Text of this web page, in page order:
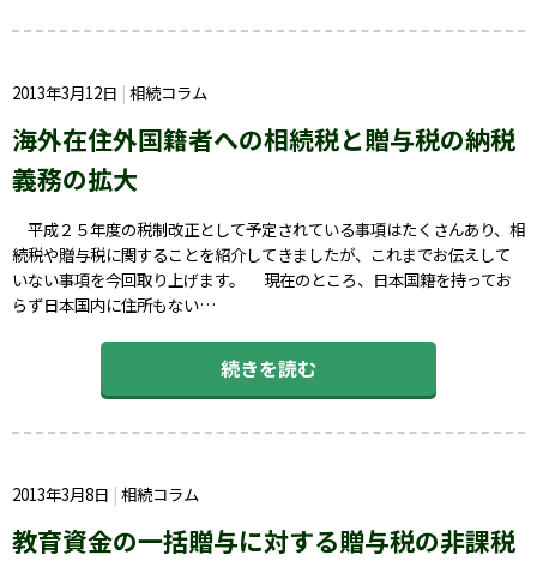
2013年3月12日 相続コラム
海外在住外国籍者への相続税と贈与税の納税
義務の拡大
平成２５年度の税制改正として予定されている事項はたくさんあり、相
続税や贈与税に関することを紹介してきましたが、これまでお伝えして
いない事項を今回取り上げます。 現在のところ、日本国籍を持ってお
らず日本国内に住所もない…
続きを読む
2013年3月8日 相続コラム
教育資金の一括贈与に対する贈与税の非課税